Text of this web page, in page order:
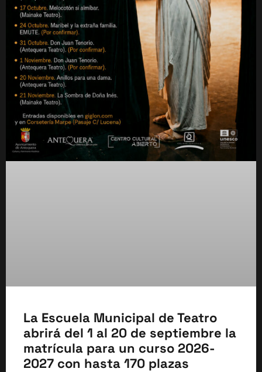
La Escuela Municipal de Teatro
abrirá del 1 al 20 de septiembre la
matrícula para un curso 2026-
2027 con hasta 170 plazas